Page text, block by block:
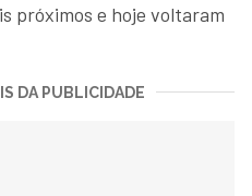
próximos e hoje voltaram
DA PUBLICIDADE